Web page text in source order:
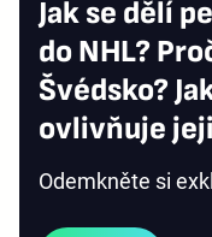
Jak se dělí
do NHL?
Švédsko?
ovlivňuje
Odemkněte si